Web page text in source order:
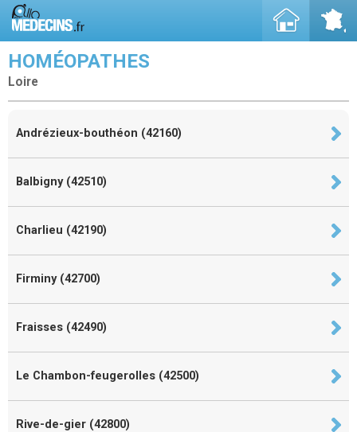
HOMÉOPATHES
Loire
Andrézieux-bouthéon (42160)
Balbigny (42510)
Charlieu (42190)
Firminy (42700)
Fraisses (42490)
Le Chambon-feugerolles (42500)
Rive-de-gier (42800)